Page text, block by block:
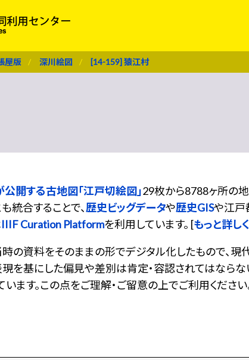
屋版 深川絵図 [14-159] 猿江村
開する古地図「江戸切絵図」29枚から8788ヶ所の
統合することで、歴史ビッグデータや歴史GISや江戸
IIIF Curation Platformを利用しています。 [もっと詳しく
の資料をそのままの形でデジタル化したもので、
を基にした偏見や差別は肯定・容認されてはならな
ます。この点をご理解・ご留意の上でご利用ください